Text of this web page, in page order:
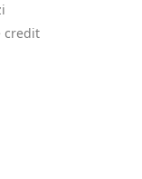
credit